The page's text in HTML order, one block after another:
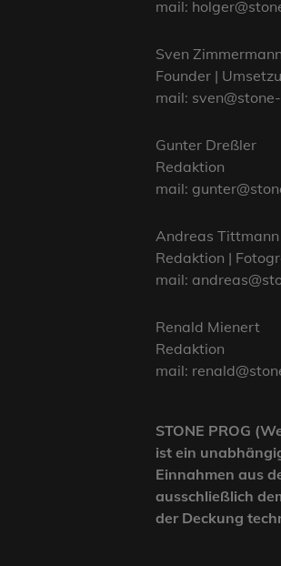
mail:
Sven Zimmermann
Founder |
mail:
Gunter Dreßler
Redaktion
mail:
Andreas Tittmann
Redaktion |
mail:
Renald Mienert
Redaktion
mail:
STONE PROG
ist ein
Einnahmen aus
ausschließlich
der Deckung